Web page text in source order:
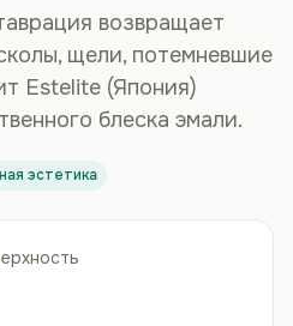
возвращает
щели, потемневшие
Estelite (Япония)
блеска эмали.
эстетика